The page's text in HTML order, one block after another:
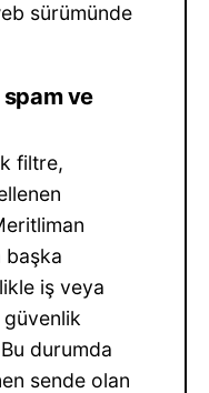
sürümünde
ve
filtre,
başka
iş veya
güvenlik
durumda
sende olan